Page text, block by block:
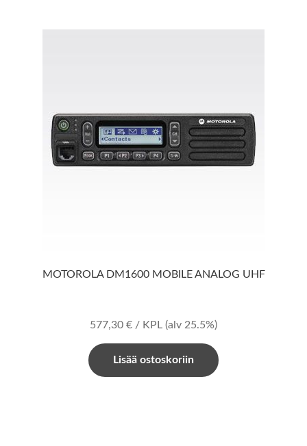
MOTOROLA DM1600 MOBILE ANALOG UHF
577,30 € / KPL (alv 25.5%)
Lisää ostoskoriin